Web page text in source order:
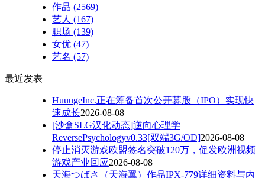
作品 (2569)
艺人 (167)
职场 (139)
女优 (47)
艺名 (57)
最近发表
HuuugeInc.正在筹备首次公开募股（IPO）实现快
速成长2026-08-08
[沙盒SLG汉化动态]逆向心理学
ReversePsychologyv0.33[双端3G/OD]2026-08-08
停止消灭游戏欧盟签名突破120万，促发欧洲视频
游戏产业回应2026-08-08
天海つばさ（天海翼）作品IPX-779详细资料与内